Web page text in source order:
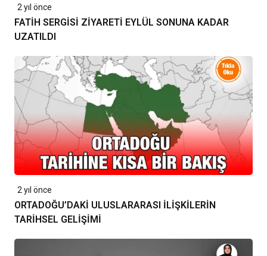
2 yıl önce
FATİH SERGİSİ ZİYARETİ EYLÜL SONUNA KADAR
UZATILDI
2 yıl önce
ORTADOĞU’DAKİ ULUSLARARASI İLİŞKİLERİN
TARİHSEL GELİŞİMİ